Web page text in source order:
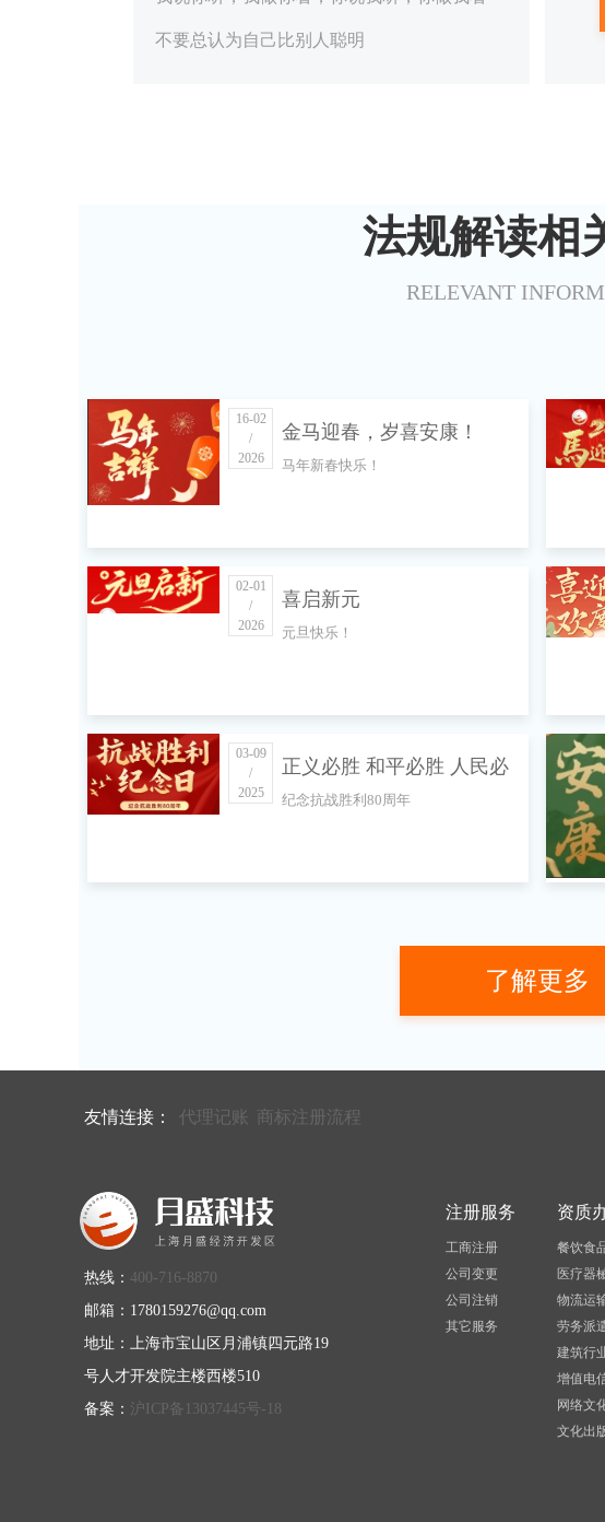
不要总认为自己比别人聪明
法规解读相
RELEVANT
16-02
/
2026
金马迎春，岁喜安康！
马年新春快乐！
02-01
/
2026
喜启新元
元旦快乐！
03-09
/
2025
正义必胜 和平必胜 人民必
胜
纪念抗战胜利80周年
了解更多
友情连接： 代理记账 商标注册流程
热线： 400-716-8870
邮箱：1780159276@qq.com
地址：上海市宝山区月浦镇四元路19
号人才开发院主楼西楼510
备案： 沪ICP备13037445号-18
注册服务
工商注册
公司变更
公司注销
其它服务
资质
餐饮食
医疗器
物流运
劳务派
建筑行
增值电
网络文
文化出